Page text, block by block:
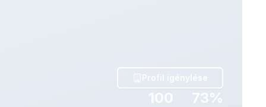
Profil igénylése
100 73%